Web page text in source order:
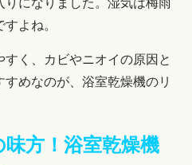
りになりました。湿気は梅雨
よね。
く、カビやニオイの原因と
めなのが、浴室乾燥機のリ
味方！浴室乾燥機